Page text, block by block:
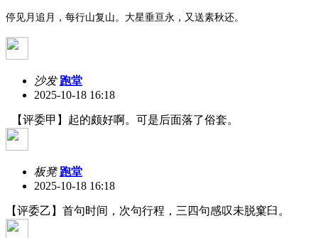
停见月追月，每行山复山。大星垂亘永，又送素秋还。
沙发 跑堂
2025-10-18 16:18
【评委甲】起的颇好啊。可是后面落了俗套。
板凳 跑堂
2025-10-18 16:18
【评委乙】首句时间，次句行程，三四句感叹未脱窠臼。